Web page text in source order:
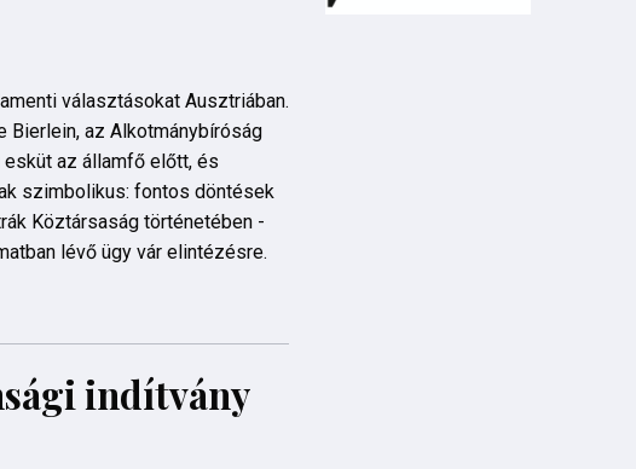
választásokat Ausztriában.
Bierlein, az Alkotmánybíróság
az államfő előtt, és
szimbolikus: fontos döntések
Köztársaság történetében -
lévő ügy vár elintézésre.
indítvány